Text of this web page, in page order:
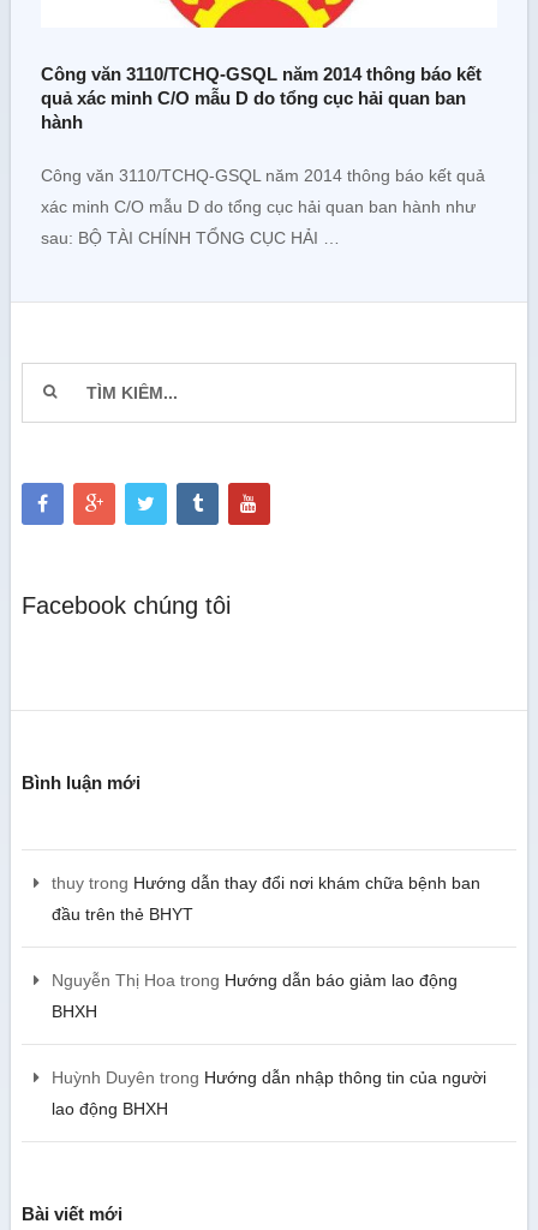
Công văn 3110/TCHQ-GSQL năm 2014 thông báo kết
quả xác minh C/O mẫu D do tổng cục hải quan ban
hành
Công văn 3110/TCHQ-GSQL năm 2014 thông báo kết quả
xác minh C/O mẫu D do tổng cục hải quan ban hành như
sau: BỘ TÀI CHÍNH TỔNG CỤC HẢI …
Facebook chúng tôi
Bình luận mới
thuytrong Hướng dẫn thay đổi nơi khám chữa bệnh ban
đầu trên thẻ BHYT
Nguyễn Thị Hoa trong Hướng dẫn báo giảm lao động
BHXH
Huỳnh Duyên trong Hướng dẫn nhập thông tin của người
lao động BHXH
Bài viết mới